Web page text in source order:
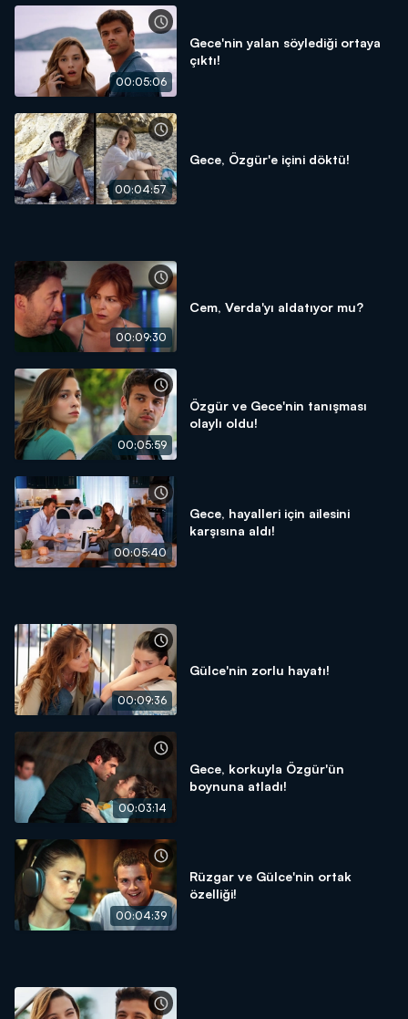
00:05:06
Gece'nin yalan söylediği ortaya
çıktı!
00:04:57
Gece, Özgür'e içini döktü!
00:09:30
Cem, Verda'yı aldatıyor mu?
00:05:59
Özgür ve Gece'nin tanışması
olaylı oldu!
00:05:40
Gece, hayalleri için ailesini
karşısına aldı!
00:09:36
Gülce'nin zorlu hayatı!
00:03:14
Gece, korkuyla Özgür'ün
boynuna atladı!
00:04:39
Rüzgar ve Gülce'nin ortak
özelliği!